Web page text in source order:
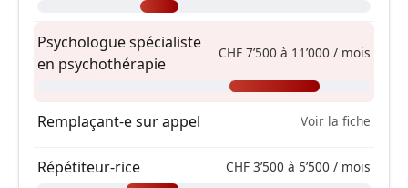
Psychologue spécialiste
en psychothérapie
CHF 7’500 à 11’000 / mois
Remplaçant-e sur appel Voir la fiche
Répétiteur-rice CHF 3’500 à 5’500 / mois